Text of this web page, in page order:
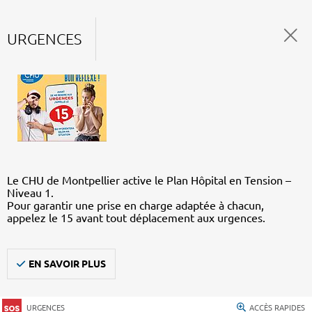
URGENCES
Le CHU de Montpellier active le Plan Hôpital en Tension –
Niveau 1.
Pour garantir une prise en charge adaptée à chacun,
appelez le 15 avant tout déplacement aux urgences.
EN SAVOIR PLUS
URGENCES ACCÈS RAPIDES